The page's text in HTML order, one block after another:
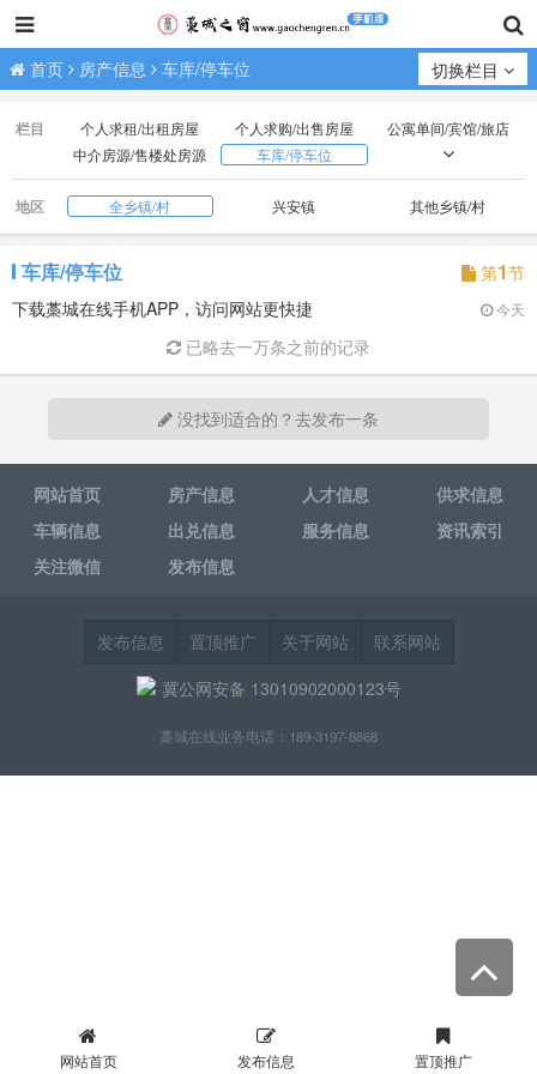
首页 房产信息 车库/停车位 切换栏目
栏目 个人求租/出租房屋 个人求购/出售房屋
公寓单间/宾馆/旅店
中介房源/售楼处房源
车库/停车位
门市/商铺/办公房
厂房/场地/山林/土地
地区 全乡镇/村 兴安镇 其他乡镇/村
车库/停车位 第1节
下载藁城在线手机APP，访问网站更快捷
今天
已略去一万条之前的记录
没找到适合的？去发布一条
网站首页 房产信息 人才信息
供求信息
车辆信息
出兑信息 服务信息
资讯索引
关注微信
发布信息
发布信息 置顶推广 关于网站
联系网站
冀公网安备 13010902000123号
藁城在线业务电话：189-3197-8868
网站首页 发布信息 置顶推广